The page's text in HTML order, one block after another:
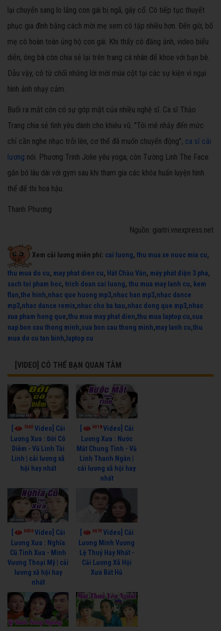
lại chuyển sang lo lắng con gái bị ngã, gãy cổ. Cô tiếp tục thuyết
phục gia đình bằng cách mời mẹ xem cô tập nhiều hơn. Đến giờ, bố
mẹ cô hoàn toàn ủng hộ con gái. Khi thấy cô đăng ảnh, video biểu
diễn, ông bà còn chia sẻ lại trên trang cá nhân để khoe với bạn bè.
Dẫu vậy, cô từ chối những lời mời múa cột tại các sự kiện vì ngại
hình ảnh nhạy cảm.
Buổi ra mắt còn có sự góp mặt của nhiều nghệ sĩ. Ca sĩ Thảo
Trang chia sẻ tình yêu dành cho khiêu vũ. "Tôi mê nhảy đến mức
chỉ cần nghe nhạc trỗi lên, cơ thể đã muốn chuyển động", ca sĩ cải
lương nói. Phương Trinh Jolie yêu yoga, còn Tường Linh The Face
gắn bó lâu dài với gym sau khi tham gia các khóa huấn luyện hình
thể để thi hoa hậu.
Thanh Phương
Nguồn: giaitri.vnexpress.net
Xem cải lương miễn phí: cai luong, thu mua xe nuoc mia cu,
thu mua do cu, may phat dien cu, Hát Chầu Văn, máy phát điện 3 pha,
sach toi pham hoc, trich doan cai luong, thu mua may lanh cu, kem
flan,the hinh,nhac que huong mp3,nhac han mp3,nhac dance
mp3,nhac dance remix,nhac cho ba bau,nhac dong que mp3,nhac
xua pham hong que,thu mua may phat dien,thu mua laptop cu,sua
nap bon cau thong minh,sua bon cau thong minh,may lanh cu,thu
mua do cu tan binh, laptop cu
[VIDEO] CÓ THỂ BẠN QUAN TÂM
7665 Video] Cải
Lương Xưa : Đời Cô
Diễm - Vũ Linh Tài
Linh | cải lương xã
hội hay nhất
6918Video] Cải
Lương Xưa : Nước
Mắt Chung Tình - Vũ
Linh Thanh Ngân |
cải lương xã hội hay
nhất
6056Video] Cải
Lương Xưa : Nghĩa
Cũ Tình Xưa - Minh
Vương Thoại Mỹ | cải
lương xã hội hay
nhất
6679 Video] Cải
Lương Minh Vương
Lệ Thuỷ Hay Nhất -
Cải Lương Xã Hội
Xưa Bất Hủ